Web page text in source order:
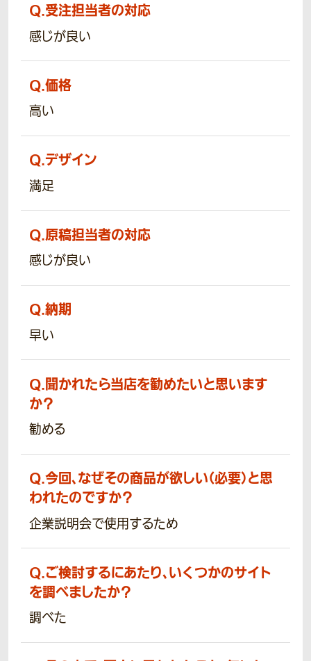
Q.受注担当者の対応
感じが良い
Q.価格
高い
Q.デザイン
満足
Q.原稿担当者の対応
感じが良い
Q.納期
早い
Q.聞かれたら当店を勧めたいと思います
か？
勧める
Q.今回、なぜその商品が欲しい（必要）と思
われたのですか？
企業説明会で使用するため
Q.ご検討するにあたり、いくつかのサイト
を調べましたか？
調べた